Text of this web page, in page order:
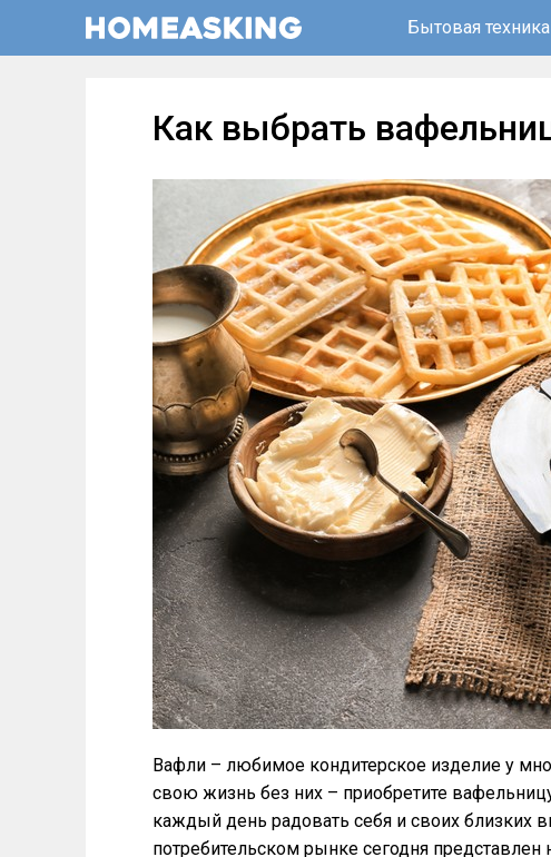
Бытовая техника
Как выбрать
Вафли – любимое кондитерское изделие у
свою жизнь без них – приобретите
каждый день радовать себя и своих
потребительском рынке сегодня представлен